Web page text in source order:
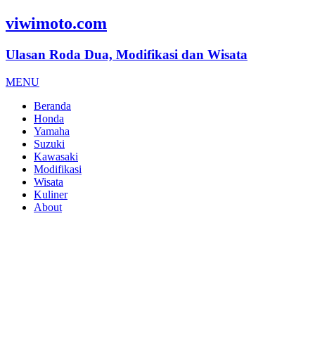
viwimoto.com
Ulasan Roda Dua, Modifikasi dan Wisata
MENU
Beranda
Honda
Yamaha
Suzuki
Kawasaki
Modifikasi
Wisata
Kuliner
About